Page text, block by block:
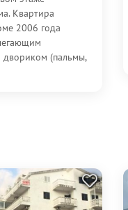
Квартира
2006 года
двориком (пальмы,